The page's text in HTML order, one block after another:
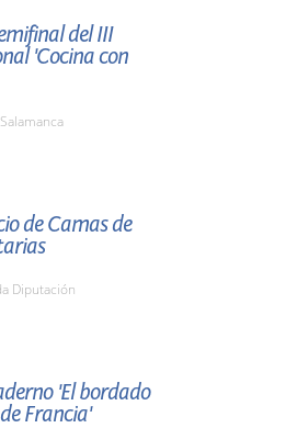
del III
'Cocina con
de Camas de
Diputación
'El bordado
Francia'